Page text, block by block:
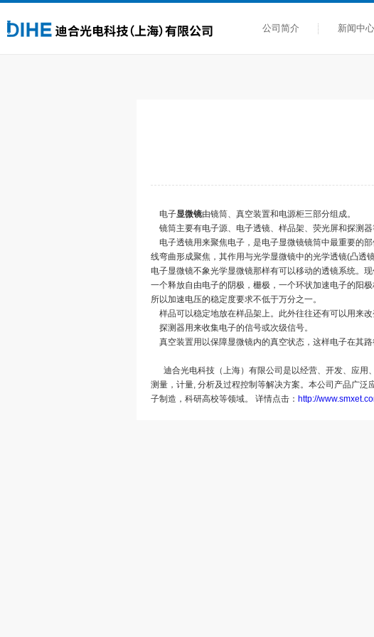
公司简介 新闻中心
电子显微镜由镜筒、真空装置和电源柜三部分组成。
镜筒主要有电子源、电子透镜、样品架、荧光屏和探测
电子透镜用来聚焦电子，是电子显微镜镜筒中最重要的
线弯曲形成聚焦，其作用与光学显微镜中的光学透镜(凸透
电子显微镜不象光学显微镜那样有可以移动的透镜系统。
一个释放自由电子的阴极，栅极，一个环状加速电子的阳
所以加速电压的稳定度要求不低于万分之一。
样品可以稳定地放在样品架上。此外往往还有可以用来
探测器用来收集电子的信号或次级信号。
真空装置用以保障显微镜内的真空状态，这样电子在其
迪合光电科技（上海）有限公司是以经营、开发、应用
测量，计量, 分析及过程控制等解决方案。本公司产品广
子制造，科研高校等领域。 详情点击： http://